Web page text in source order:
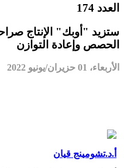
العدد 174
ستزيد "أوبك" الإنتاج
الحصص وإعادة التوازن
الأربعاء، 01 حزيران/يونيو 2022
أ.د.تشومينج قيان